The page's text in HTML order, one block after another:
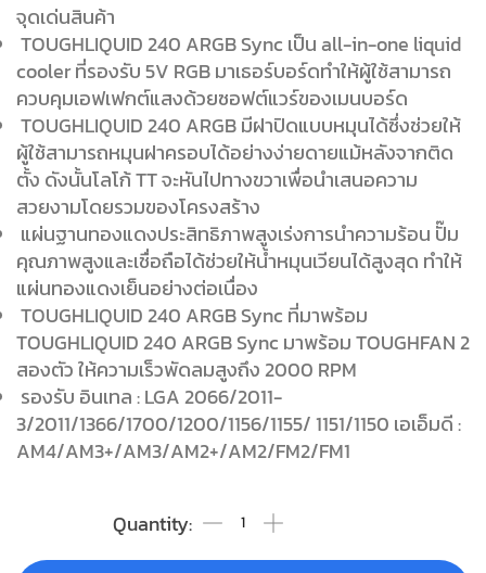
จุดเด่นสินค้า
TOUGHLIQUID 240 ARGB Sync เป็น all-in-one liquid
cooler ที่รองรับ 5V RGB มาเธอร์บอร์ดทำให้ผู้ใช้สามารถ
ควบคุมเอฟเฟกต์แสงด้วยซอฟต์แวร์ของเมนบอร์ด
TOUGHLIQUID 240 ARGB มีฝาปิดแบบหมุนได้ซึ่งช่วยให้
ผู้ใช้สามารถหมุนฝาครอบได้อย่างง่ายดายแม้หลังจากติด
ตั้ง ดังนั้นโลโก้ TT จะหันไปทางขวาเพื่อนำเสนอความ
สวยงามโดยรวมของโครงสร้าง
แผ่นฐานทองแดงประสิทธิภาพสูงเร่งการนำความร้อน ปั๊ม
คุณภาพสูงและเชื่อถือได้ช่วยให้น้ำหมุนเวียนได้สูงสุด ทำให้
แผ่นทองแดงเย็นอย่างต่อเนื่อง
TOUGHLIQUID 240 ARGB Sync ที่มาพร้อม
TOUGHLIQUID 240 ARGB Sync มาพร้อม TOUGHFAN 2
สองตัว ให้ความเร็วพัดลมสูงถึง 2000 RPM
รองรับ อินเทล : LGA 2066/2011-
3/2011/1366/1700/1200/1156/1155/ 1151/1150 เอเอ็มดี :
AM4/AM3+/AM3/AM2+/AM2/FM2/FM1